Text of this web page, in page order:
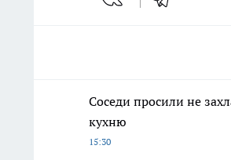
Соседи просили не
кухню
15:30